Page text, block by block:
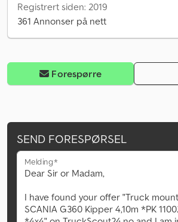
Registrert siden: 2019
361 Annonser på nett
Forespørre
SEND FORESPØRSEL
Melding*